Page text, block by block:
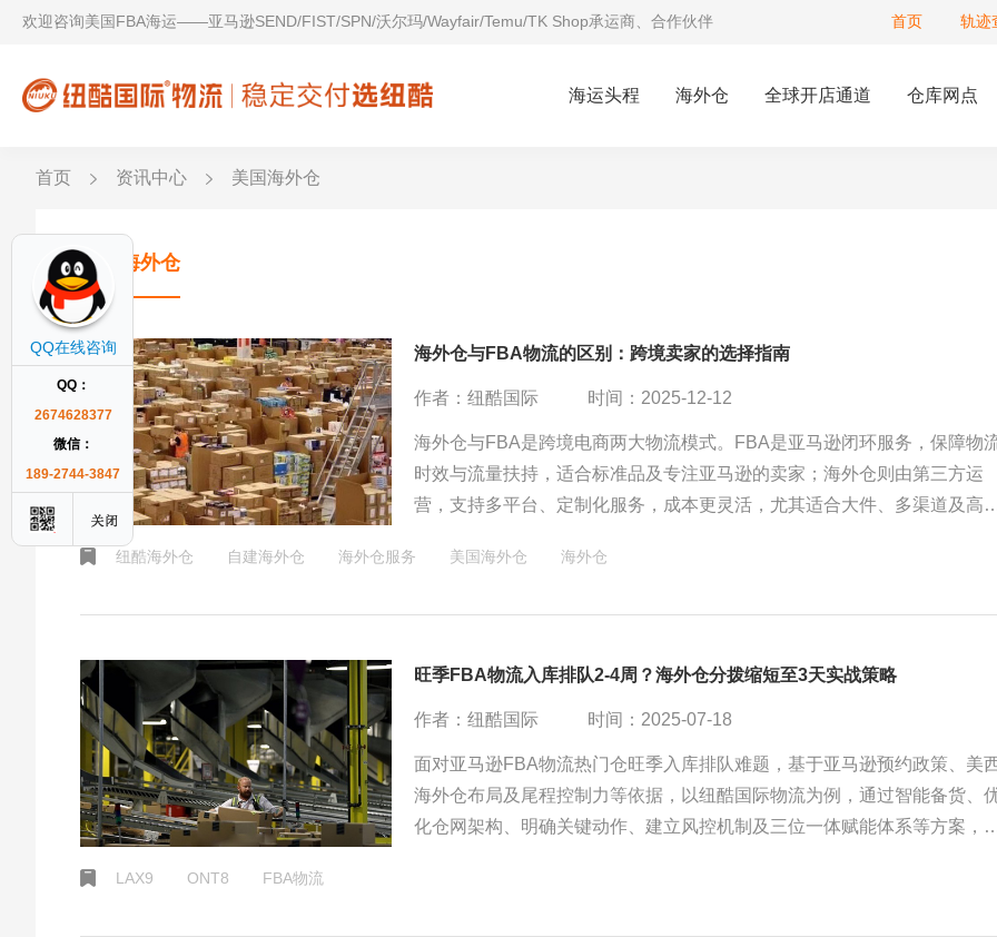
欢迎咨询美国FBA海运——亚马逊SEND/FIST/SPN/沃尔玛/Wayfair/Temu/TK Shop承运商、合作伙伴 首页 轨迹
海运头程 海外仓 全球开店通道 仓库网点
首页 资讯中心 美国海外仓
美国海外仓
海外仓与FBA物流的区别：跨境卖家的选择指南
作者：纽酷国际 时间：2025-12-12
海外仓与FBA是跨境电商两大物流模式。FBA是亚马逊闭环服务，保障物
时效与流量扶持，适合标准品及专注亚马逊的卖家；海外仓则由第三方运
营，支持多平台、定制化服务，成本更灵活，尤其适合大件、多渠道及高
纽酷海外仓 自建海外仓 海外仓服务 美国海外仓 海外仓
旺季FBA物流入库排队2-4周？海外仓分拨缩短至3天实战策略
作者：纽酷国际 时间：2025-07-18
面对亚马逊FBA物流热门仓旺季入库排队难题，基于亚马逊预约政策、美
海外仓布局及尾程控制力等依据，以纽酷国际物流为例，通过智能备货、
化仓网架构、明确关键动作、建立风控机制及三位一体赋能体系等方案，
LAX9 ONT8 FBA物流
QQ在线咨询
QQ：
2674628377
微信：
189-2744-3847